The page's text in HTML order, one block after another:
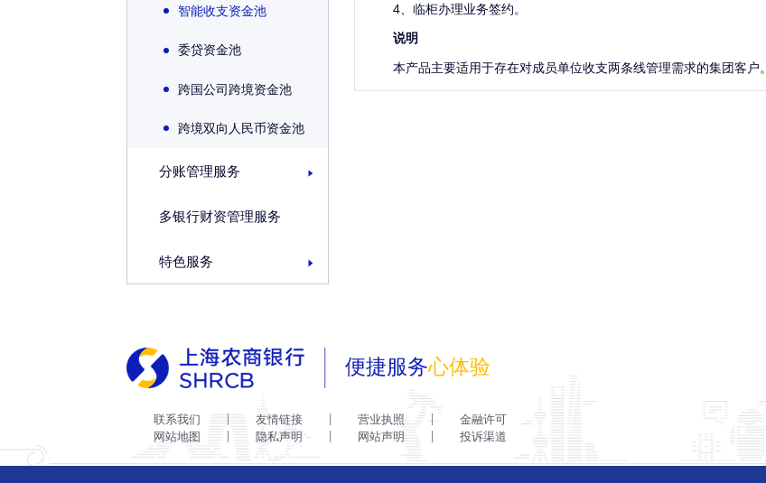
智能收支资金池
委贷资金池
跨国公司跨境资金池
跨境双向人民币资金池
分账管理服务
多银行财资管理服务
特色服务
4、临柜办理业务签约。
说明
本产品主要适用于存在对成员单位收支两条线管理需求的集团客户。
便捷服务心体验
联系我们 友情链接 营业执照
金融许可
网站地图
隐私声明 网站声明 投诉渠道